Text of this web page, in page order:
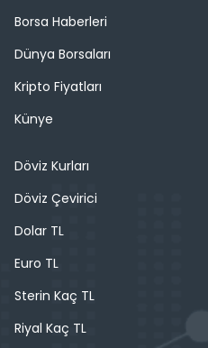
Borsa Haberleri
Dünya Borsaları
Kripto Fiyatları
Künye
Döviz Kurları
Döviz Çevirici
Dolar TL
Euro TL
Sterin Kaç TL
Riyal Kaç TL